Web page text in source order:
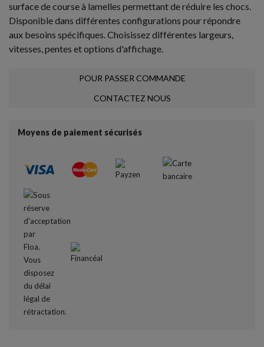
surface de course à lamelles permettant de réduire les chocs.
Disponible dans différentes configurations pour répondre
aux besoins spécifiques. Choisissez différentes largeurs,
vitesses, pentes et options d'affichage.
POUR PASSER COMMANDE
CONTACTEZ NOUS
Moyens de paiement sécurisés